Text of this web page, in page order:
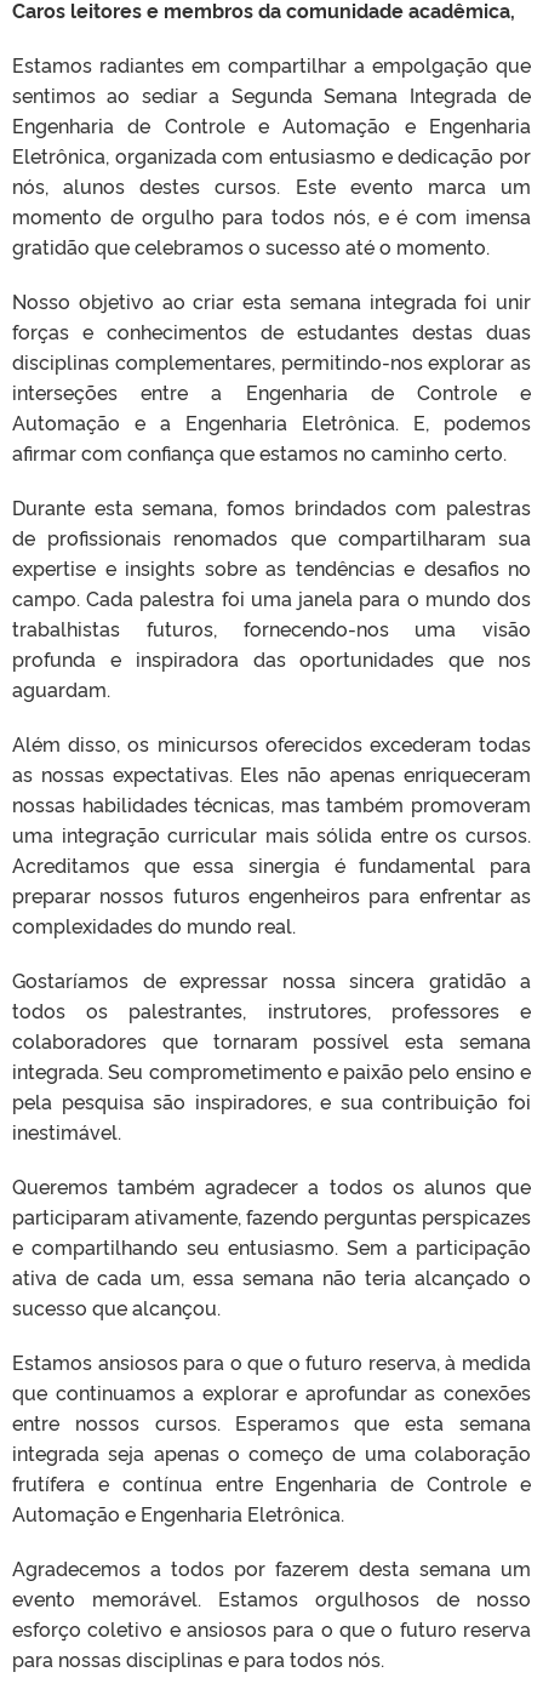
Caros leitores e membros da comunidade acadêmica,
Estamos radiantes em compartilhar a empolgação que
sentimos ao sediar a Segunda Semana Integrada de
Engenharia de Controle e Automação e Engenharia
Eletrônica, organizada com entusiasmo e dedicação por
nós, alunos destes cursos. Este evento marca um
momento de orgulho para todos nós, e é com imensa
gratidão que celebramos o sucesso até o momento.
Nosso objetivo ao criar esta semana integrada foi unir
forças e conhecimentos de estudantes destas duas
disciplinas complementares, permitindo-nos explorar as
interseções entre a Engenharia de Controle e
Automação e a Engenharia Eletrônica. E, podemos
afirmar com confiança que estamos no caminho certo.
Durante esta semana, fomos brindados com palestras
de profissionais renomados que compartilharam sua
expertise e insights sobre as tendências e desafios no
campo. Cada palestra foi uma janela para o mundo dos
trabalhistas futuros, fornecendo-nos uma visão
profunda e inspiradora das oportunidades que nos
aguardam.
Além disso, os minicursos oferecidos excederam todas
as nossas expectativas. Eles não apenas enriqueceram
nossas habilidades técnicas, mas também promoveram
uma integração curricular mais sólida entre os cursos.
Acreditamos que essa sinergia é fundamental para
preparar nossos futuros engenheiros para enfrentar as
complexidades do mundo real.
Gostaríamos de expressar nossa sincera gratidão a
todos os palestrantes, instrutores, professores e
colaboradores que tornaram possível esta semana
integrada. Seu comprometimento e paixão pelo ensino e
pela pesquisa são inspiradores, e sua contribuição foi
inestimável.
Queremos também agradecer a todos os alunos que
participaram ativamente, fazendo perguntas perspicazes
e compartilhando seu entusiasmo. Sem a participação
ativa de cada um, essa semana não teria alcançado o
sucesso que alcançou.
Estamos ansiosos para o que o futuro reserva, à medida
que continuamos a explorar e aprofundar as conexões
entre nossos cursos. Esperamos que esta semana
integrada seja apenas o começo de uma colaboração
frutífera e contínua entre Engenharia de Controle e
Automação e Engenharia Eletrônica.
Agradecemos a todos por fazerem desta semana um
evento memorável. Estamos orgulhosos de nosso
esforço coletivo e ansiosos para o que o futuro reserva
para nossas disciplinas e para todos nós.